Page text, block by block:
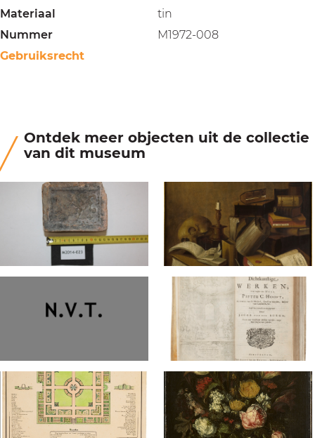
Materiaal
tin
Nummer
M1972-008
Gebruiksrecht
Ontdek meer objecten uit de collectie
van dit museum